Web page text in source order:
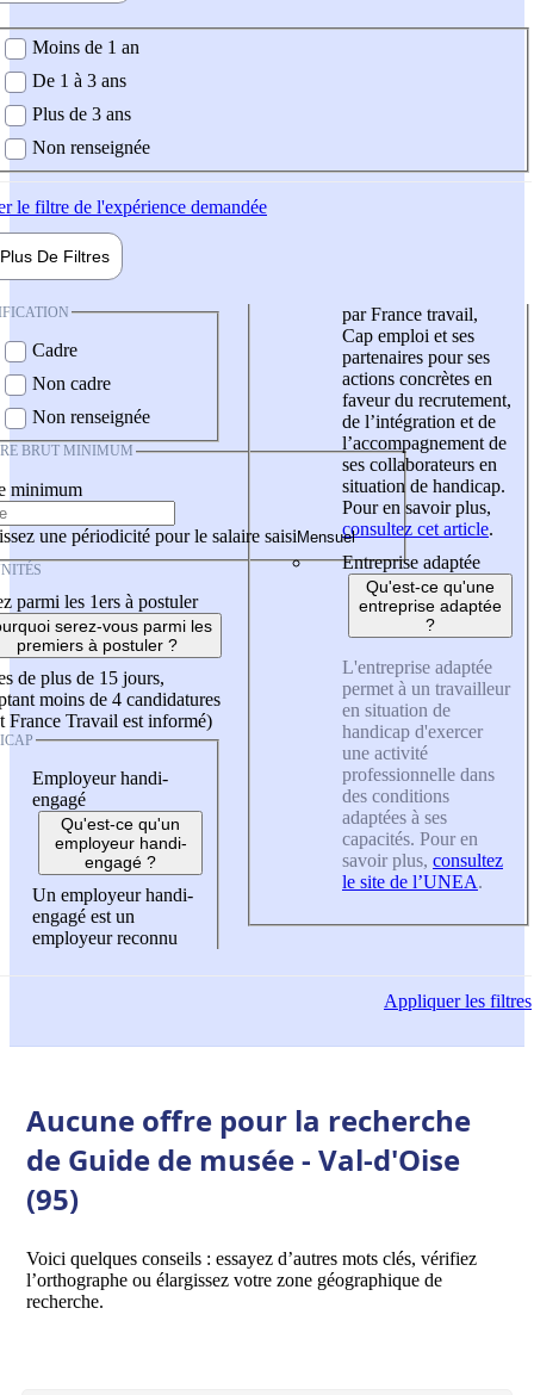
demandée
Moins de 1 an
De 1 à 3 ans
Plus de 3 ans
Non renseignée
le filtre de l'expérience demandée
Plus De Filtres
Cadre
Non cadre
Non renseignée
BRUT MINIMUM
minimum
une périodicité pour le salaire saisi
parmi les 1ers à postuler
serez-vous parmi les
premiers à postuler ?
de plus de 15 jours,
moins de 4 candidatures
France Travail est informé)
Employeur handi-
engagé
Qu'est-ce qu'un
employeur handi-
engagé ?
Un employeur handi-
engagé est un
employeur reconnu
par France travail,
Cap emploi et ses
partenaires pour ses
actions concrètes en
faveur du recrutement,
de l’intégration et de
l’accompagnement de
ses collaborateurs en
situation de handicap.
Pour en savoir plus,
consultez cet article.
Entreprise adaptée
Qu'est-ce qu'une
entreprise adaptée
?
L'entreprise adaptée
permet à un travailleur
en situation de
handicap d'exercer
une activité
professionnelle dans
des conditions
adaptées à ses
capacités. Pour en
savoir plus, consultez
le site de l’UNEA.
Appliquerles filtres
Aucune offre pour la recherche
de Guide de musée - Val-d'Oise
(95)
Voici quelques conseils : essayez d’autres mots clés, vérifiez
l’orthographe ou élargissez votre zone géographique de
recherche.